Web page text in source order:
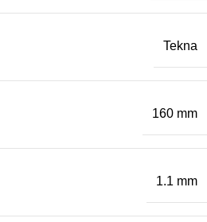
Tekna
160 mm
1.1 mm